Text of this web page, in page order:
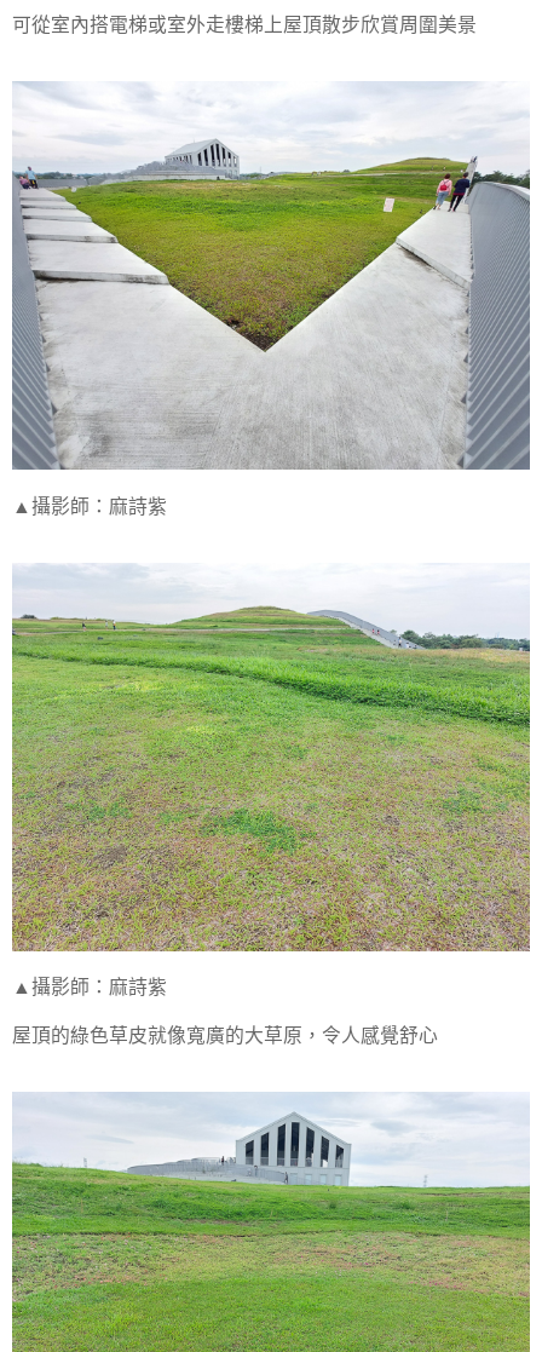
可從室內搭電梯或室外走樓梯上屋頂散步欣賞周圍美景
▲攝影師：麻詩紫
▲攝影師：麻詩紫
屋頂的綠色草皮就像寬廣的大草原，令人感覺舒心